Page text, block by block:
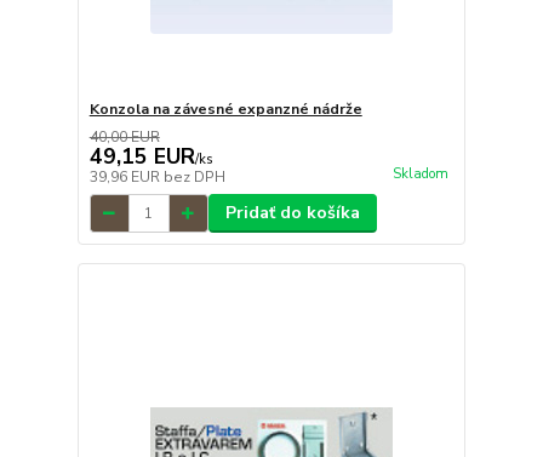
Konzola na závesné expanzné nádrže
40,00 EUR
49,15 EUR/ks
39,96 EUR bez DPH Skladom
Pridať do košíka